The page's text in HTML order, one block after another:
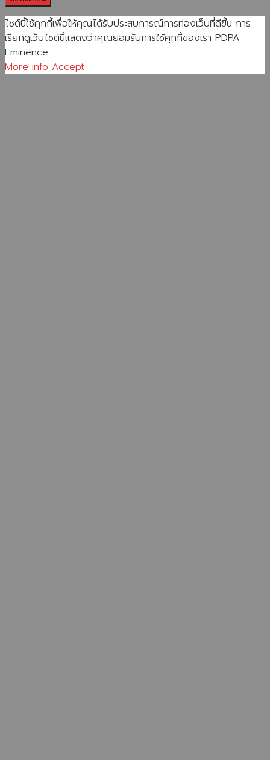
ไซต์นี้ใช้คุกกี้เพื่อให้คุณได้รับประสบการณ์การท่องเว็บที่ดีขึ้น การ
เรียกดูเว็บไซต์นี้แสดงว่าคุณยอมรับการใช้คุกกี้ของเรา PDPA
Eminence
More info Accept